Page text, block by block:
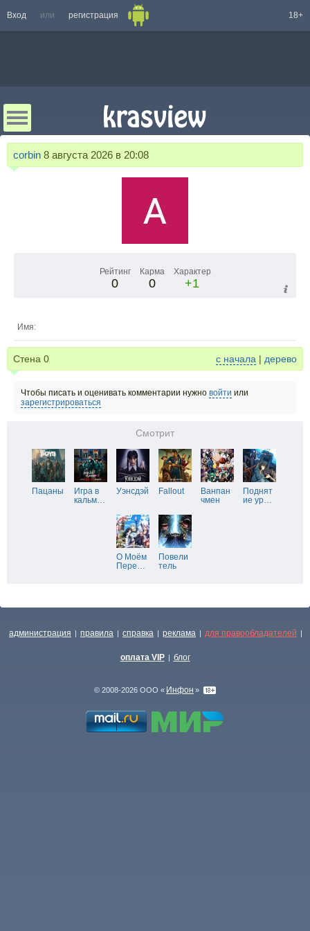
Вход или регистрация 18+
corbin 8 августа 2026 в 20:08
Рейтинг
0
Карма
0
Характер
+1
Имя:
Стена 0 с начала | дерево
Чтобы писать и оценивать комментарии нужно войти или
зарегистрироваться
Смотрит
Пацаны
Игра в
кальм…
Уэнсдэй Fallout
Ванпан
чмен
Поднят
ие ур…
О Моём
Пере…
Повели
тель
администрация | правила | справка | реклама | для правообладателей |
оплата VIP | блог
© 2008-2026 ООО « Инфон »